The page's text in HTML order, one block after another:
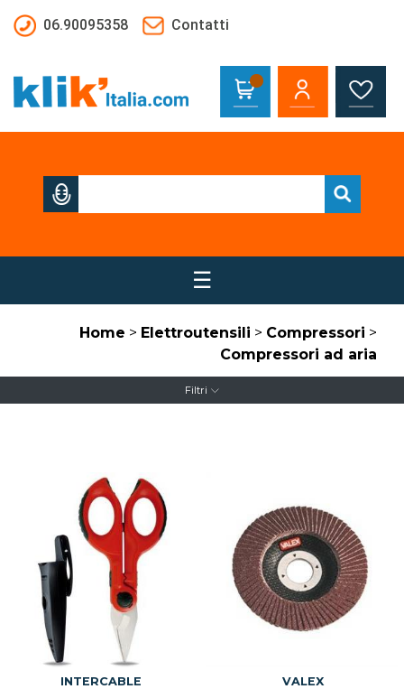
06.90095358
Contatti
☰
Home > Elettroutensili > Compressori >
Compressori ad aria
Filtri
INTERCABLE VALEX